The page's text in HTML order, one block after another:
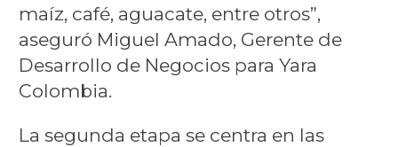
maíz, café, aguacate, entre otros”,
aseguró Miguel Amado, Gerente de
Desarrollo de Negocios para Yara
Colombia.
La segunda etapa se centra en las